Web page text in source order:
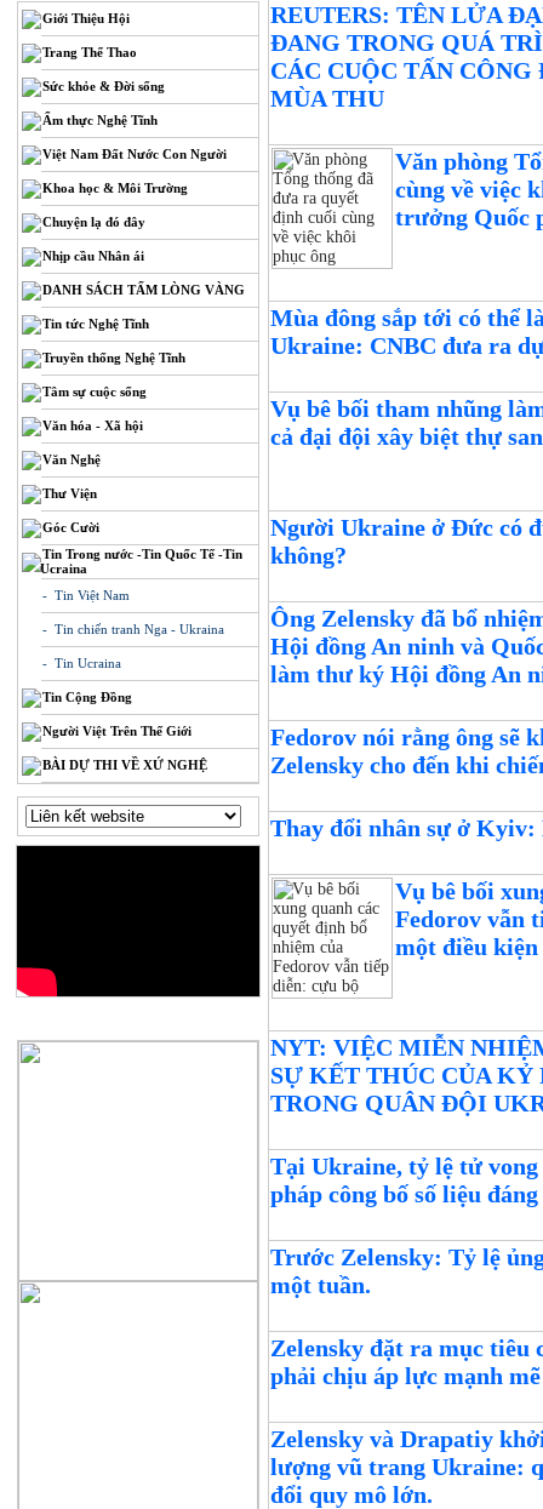
Giới Thiệu Hội
Trang Thể Thao
Sức khỏe & Đời sống
Ẩm thực Nghệ Tĩnh
Việt Nam Đất Nước Con Người
Khoa học & Môi Trường
Chuyện lạ đó đây
Nhịp cầu Nhân ái
DANH SÁCH TẤM LÒNG VÀNG
Tin tức Nghệ Tĩnh
Truyền thống Nghệ Tĩnh
Tâm sự cuộc sống
Văn hóa - Xã hội
Văn Nghệ
Thư Viện
Góc Cười
Tin Trong nước -Tin Quốc Tế -Tin
Ucraina
- Tin Việt Nam
- Tin chiến tranh Nga - Ukraina
- Tin Ucraina
Tin Cộng Đồng
Người Việt Trên Thế Giới
BÀI DỰ THI VỀ XỨ NGHỆ
REUTERS: TÊN LỬA
ĐANG TRONG QUÁ
CÁC CUỘC TẤN
MÙA THU
Văn phòng
cùng về việc
trưởng Quốc
Mùa đông sắp tới có thể
Ukraine: CNBC đưa ra
Vụ bê bối tham nhũng
cả đại đội xây biệt thự
Người Ukraine ở Đức có
không?
Ông Zelensky đã bổ
Hội đồng An ninh và
làm thư ký Hội đồng An
Fedorov nói rằng ông sẽ
Zelensky cho đến khi
Thay đổi nhân sự ở
Vụ bê bối
Fedorov vẫn
một điều kiện
NYT: VIỆC MIỄN
SỰ KẾT THÚC CỦA
TRONG QUÂN ĐỘI
Tại Ukraine, tỷ lệ tử
pháp công bố số liệu
Trước Zelensky: Tỷ lệ
một tuần.
Zelensky đặt ra mục tiêu
phải chịu áp lực mạnh
Zelensky và Drapatiy
lượng vũ trang Ukraine:
đổi quy mô lớn.